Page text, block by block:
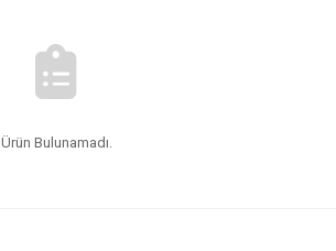
Ürün Bulunamadı.